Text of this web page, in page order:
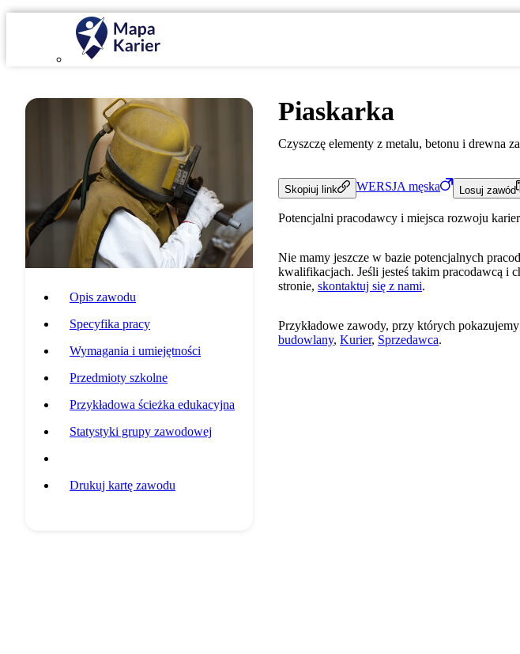
Opis zawodu
Specyfika pracy
Wymagania i umiejętności
Przedmioty szkolne
Przykładowa ścieżka edukacyjna
Statystyki grupy zawodowej
Drukuj kartę zawodu
Piaskarka
Czyszczę elementy z metalu, betonu i drewna
Skopiuj link WERSJA męska Losuj zawód
Potencjalni pracodawcy i miejsca rozwoju
Nie mamy jeszcze w bazie potencjalnych
kwalifikacjach. Jeśli jesteś takim pracodawcą i
stronie, skontaktuj się z nami.
Przykładowe zawody, przy których
budowlany, Kurier, Sprzedawca.